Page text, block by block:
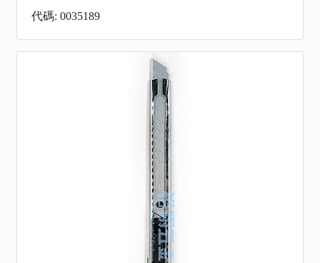
代碼: 0035189